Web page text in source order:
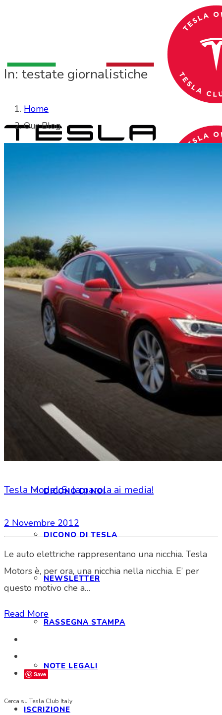
HOME
CHI SIAMO
CHI SIAMO
CONTATTI
INTERAGIAMO!
DICONO DI NOI
DICONO DI TESLA
NEWSLETTER
RASSEGNA STAMPA
NOTE LEGALI
ISCRIZIONE
In: testate giornalistiche
Home
Our Blog
Tesla Model S: la parola ai media!
2 Novembre 2012
Le auto elettriche rappresentano una nicchia. Tesla
Motors è, per ora, una nicchia nella nicchia. E’ per
questo motivo che a…
Read More
Save
Cerca su Tesla Club Italy